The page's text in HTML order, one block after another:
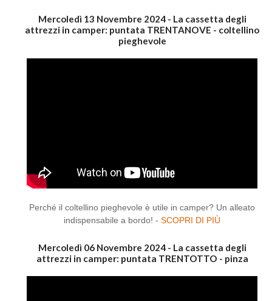
Mercoledì 13 Novembre 2024 - La cassetta degli
attrezzi in camper: puntata TRENTANOVE - coltellino
pieghevole
Perché il coltellino pieghevole è utile in camper? Un alleato
indispensabile a bordo! - SCOPRI DI PIÙ
Mercoledì 06 Novembre 2024 - La cassetta degli
attrezzi in camper: puntata TRENTOTTO - pinza